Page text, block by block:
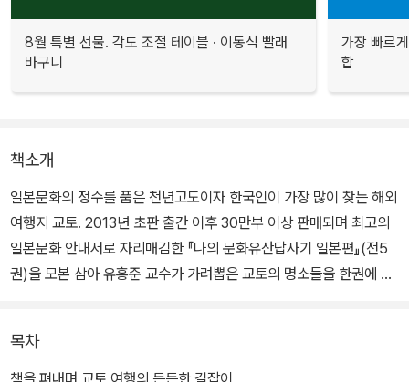
8월 특별 선물. 각도 조절 테이블 · 이동식 빨래
바구니
가장 빠르
합
책소개
일본문화의 정수를 품은 천년고도이자 한국인이 가장 많이 찾는 해외
여행지 교토. 2013년 초판 출간 이후 30만부 이상 판매되며 최고의
일본문화 안내서로 자리매김한 『나의 문화유산답사기 일본편』(전5
권)을 모본 삼아 유홍준 교수가 가려뽑은 교토의 명소들을 한권에 담
일본 여행서 중에서도 교토 여행서는 압도적으로 많지만 시중에 나와
있는 도서 대부분은 관광지 위주로 구성되어 있어 교토의 역사와 문
목차